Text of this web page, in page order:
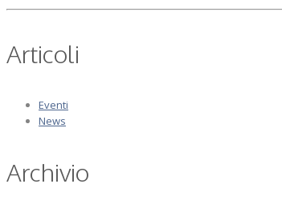
Articoli
Eventi
News
Archivio